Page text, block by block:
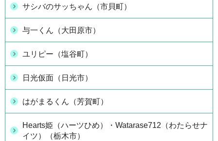
サシバのサッちゃん（市貝町）
与一くん（大田原市）
ユリピー（塩谷町）
日光仮面（日光市）
はがまるくん（芳賀町）
Hearts姫（ハーツひめ）・Watarase712（わたらせナ
イツ）（栃木市）